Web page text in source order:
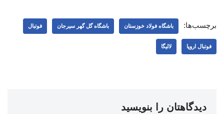
برچسب‌ها: باشگاه فولاد خوزستان باشگاه گل گهر سیرجان فوتبال
فوتبال اروپا لالیگا
دیدگاهتان را بنویسید